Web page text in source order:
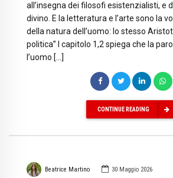
all’insegna dei filosofi esistenzialisti, e
divino. E la letteratura e l’arte sono la
della natura dell’uomo: lo stesso
politica” I capitolo 1,2 spiega che la
l’uomo […]
CONTINUE READING
Beatrice Martino 30 Maggio 2026